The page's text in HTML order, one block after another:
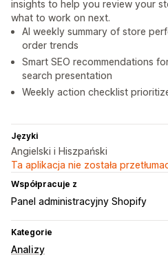
insights to help you review your
what to work on next.
AI weekly summary of store
order trends
Smart SEO recommendations
search presentation
Weekly action checklist
Języki
Angielski i Hiszpański
Ta aplikacja nie została
Współpracuje z
Panel administracyjny Shopify
Kategorie
Analizy